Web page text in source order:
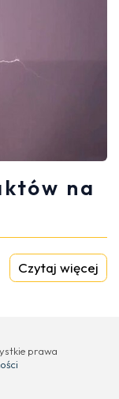
na
Czytaj więcej
prawa